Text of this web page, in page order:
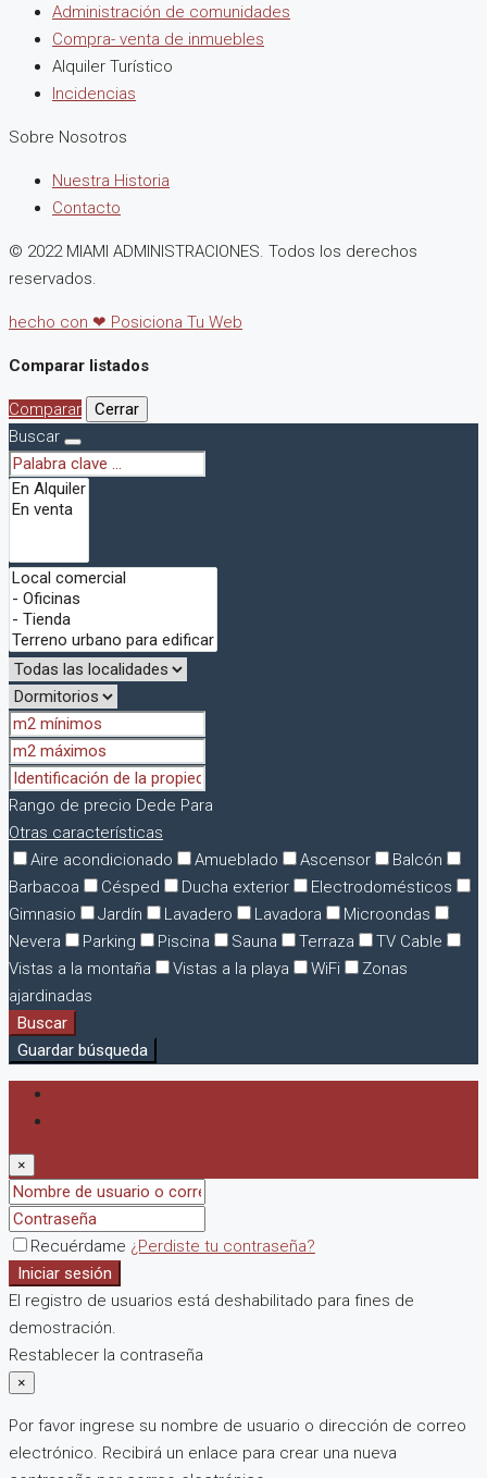
Administración de comunidades
Compra- venta de inmuebles
Alquiler Turístico
Incidencias
Sobre Nosotros
Nuestra Historia
Contacto
© 2022 MIAMI ADMINISTRACIONES. Todos los derechos
reservados.
hecho con ❤ Posiciona Tu Web
Comparar listados
Comparar
Cerrar
Buscar
Rango de precio Dede Para
Otras características
Aire acondicionado
Amueblado Ascensor
Balcón
Barbacoa
Césped Ducha exterior
Electrodomésticos
Gimnasio
Jardín Lavadero Lavadora
Microondas
Nevera
Parking Piscina Sauna Terraza
TV Cable
Vistas a la montaña
Vistas a la playa WiFi
Zonas
ajardinadas
Buscar
Guardar búsqueda
×
Recuérdame ¿Perdiste tu contraseña?
Iniciar sesión
El registro de usuarios está deshabilitado para fines de
demostración.
Restablecer la contraseña
×
Por favor ingrese su nombre de usuario o dirección de correo
electrónico. Recibirá un enlace para crear una nueva